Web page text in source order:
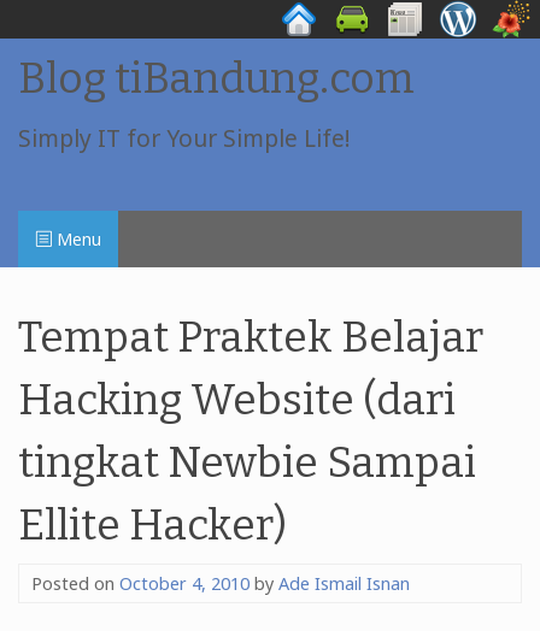
Skip
content
Blog tiBandung.com
Simply IT for Your Simple Life!
Menu
Tempat Praktek Belajar
Hacking Website (dari
tingkat Newbie Sampai
Ellite Hacker)
Posted on October 4, 2010 by Ade Ismail Isnan